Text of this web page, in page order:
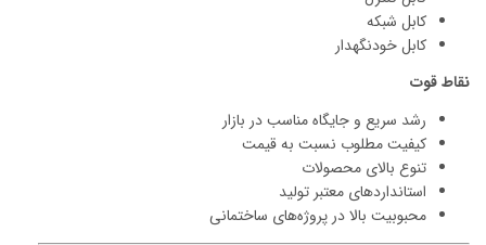
کابل شبکه
کابل خودنگهدار
نقاط قوت
رشد سریع و جایگاه مناسب در بازار
کیفیت مطلوب نسبت به قیمت
تنوع بالای محصولات
استانداردهای معتبر تولید
محبوبیت بالا در پروژه‌های ساختمانی